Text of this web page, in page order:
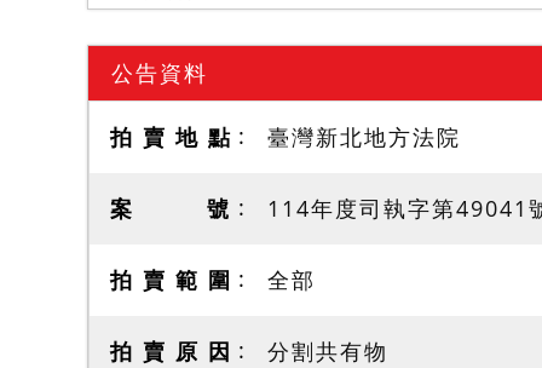
公告資料
拍 賣 地 點 臺灣新北地方法院
案 號 114年度司執字第49041
拍 賣 範 圍 全部
拍 賣 原 因 分割共有物